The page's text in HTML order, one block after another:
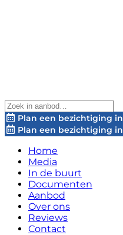
Plan een bezichtiging in
Plan een bezichtiging in
Home
Media
In de buurt
Documenten
Aanbod
Over ons
Reviews
Contact